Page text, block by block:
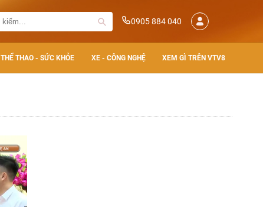
0905 884 040
THỂ THAO - SỨC KHỎE XE - CÔNG NGHỆ XEM GÌ TRÊN VTV8